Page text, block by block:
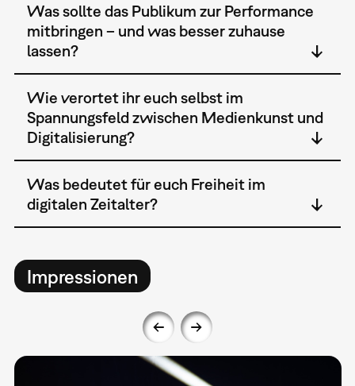
Was sollte das Publikum zur Performance
mitbringen – und was besser zuhause
lassen?
Wie verortet ihr euch selbst im
Spannungsfeld zwischen Medienkunst und
Digitalisierung?
Was bedeutet für euch Freiheit im
digitalen Zeitalter?
Impressionen